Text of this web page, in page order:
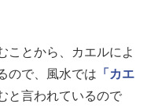
ことから、カエルによ
ので、風水では 「カエ
と言われているので